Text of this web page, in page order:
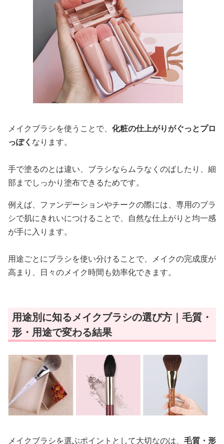
メイクブラシを使うことで、 化粧の仕上がりがぐっとプロ
っぽく なります。
手で塗るのとは違い、ブラシならムラなくのばしたり、細
部までしっかり塗布できるためです。
例えば、ファンデーションやチークの際には、専用のブラ
シで肌にきれいにつけることで、自然な仕上がりと均一感
が手に入ります。
用途ごとにブラシを使い分けることで、メイクの完成度が
高まり、日々のメイク時間も効率化できます。
用途別に知るメイクブラシの選び方｜毛質・
形・用途で変わる結果
メイクブラシを選ぶポイントとして大切なのは、 毛質・形